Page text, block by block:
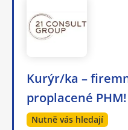
Kurýr/ka –
proplacené
Nutně vás hledají